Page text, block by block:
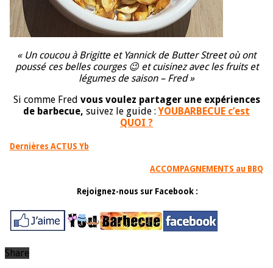
« Un coucou à Brigitte et Yannick de Butter Street où ont
poussé ces belles courges 😉 et cuisinez avec les fruits et
légumes de saison – Fred »
Si comme Fred vous voulez partager une expériences
de barbecue, suivez le guide :YOUBARBECUE c’est
QUOI ?
Dernières ACTUS Yb
ACCOMPAGNEMENTS au BBQ
Rejoignez-nous sur Facebook :
Share